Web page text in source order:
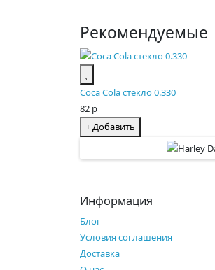
Рекомендуемые
Coca Cola стекло 0.330
82 р
+ Добавить
Информация
Блог
Условия соглашения
Доставка